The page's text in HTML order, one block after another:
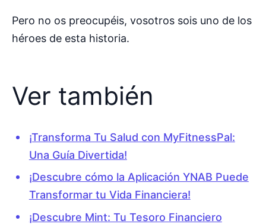
Pero no os preocupéis, vosotros sois uno de los
héroes de esta historia.
Ver también
¡Transforma Tu Salud con MyFitnessPal:
Una Guía Divertida!
¡Descubre cómo la Aplicación YNAB Puede
Transformar tu Vida Financiera!
¡Descubre Mint: Tu Tesoro Financiero